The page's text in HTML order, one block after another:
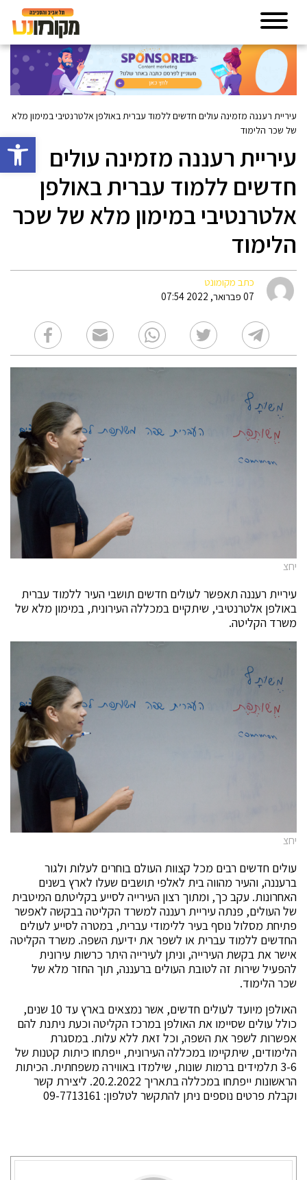
פתח
עיריית רעננה מזמינה עולים חדשים ללמוד עברית באולפן אלטרנטיבי במימון מלא
של שכר הלימוד
עיריית רעננה מזמינה עולים
חדשים ללמוד עברית באולפן
אלטרנטיבי במימון מלא של שכר
הלימוד
כתב מקומונט
07 פברואר, 2022 07:54
יחצ
עיריית רעננה תאפשר לעולים חדשים תושבי העיר ללמוד עברית
באולפן אלטרנטיבי, שיתקיים במכללה העירונית, במימון מלא של
משרד הקליטה.
יחצ
עולים חדשים רבים מכל קצוות העולם בוחרים לעלות ולגור
ברעננה, והעיר מהווה בית לאלפי תושבים שעלו לארץ בשנים
האחרונות. עקב כך, ומתוך רצון העירייה לסייע בקליטתם המיטבית
של העולים, פנתה עיריית רעננה למשרד הקליטה בבקשה לאפשר
פתיחת מסלול נוסף בעיר ללימודי עברית, במטרה לסייע לעולים
החדשים ללמוד עברית או לשפר את ידיעת השפה. משרד הקליטה
אישר את בקשת העירייה, וניתן לעירייה היתר כרשות עירונית
להפעיל שירות זה לטובת העולים ברעננה, תוך החזר מלא של
שכר הלימוד.
האולפן מיועד לעולים חדשים, אשר נמצאים בארץ עד 10 שנים,
כולל עולים שסיימו את האולפן במרכז הקליטה וכעת ניתנת להם
אפשרות לשפר את השפה, וכל זאת ללא עלות. במסגרת
הלימודים, שיתקיימו במכללה העירונית, ייפתחו כיתות קטנות של
3-6 תלמידים ברמות שונות, שילמדו באווירה משפחתית. הכיתות
הראשונות ייפתחו במכללה בתאריך 20.2.2022. ליצירת קשר
וקבלת פרטים נוספים ניתן להתקשר לטלפון: 09-7713161